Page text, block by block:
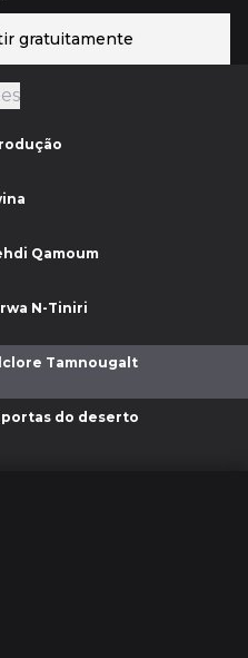
gratuitamente
Qamoum
N-Tiniri
Tamnougalt
portas do deserto